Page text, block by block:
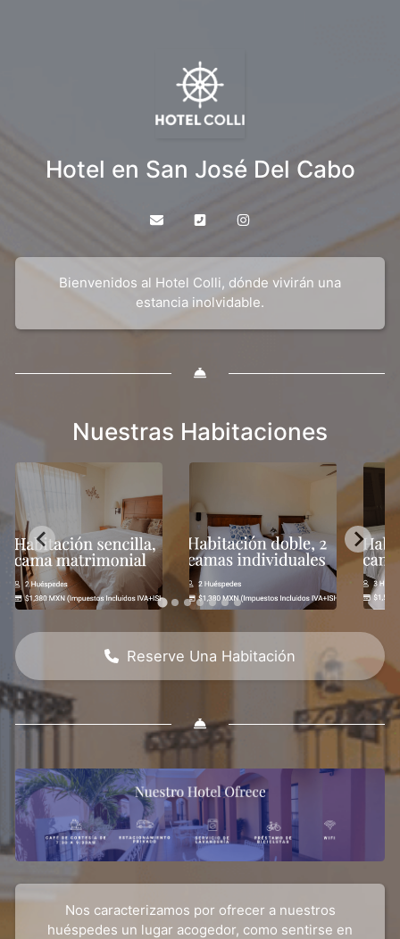
Hotel en San José Del Cabo
Bienvenidos al Hotel Colli, dónde vivirán una
estancia inolvidable.
Nuestras Habitaciones
Reserve Una Habitación
Nos caracterizamos por ofrecer a nuestros
huéspedes un lugar acogedor, como sentirse en